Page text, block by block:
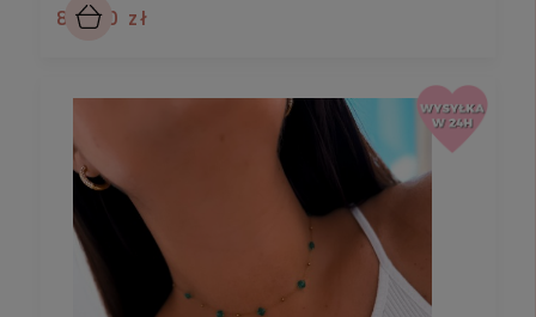
89,90 zł